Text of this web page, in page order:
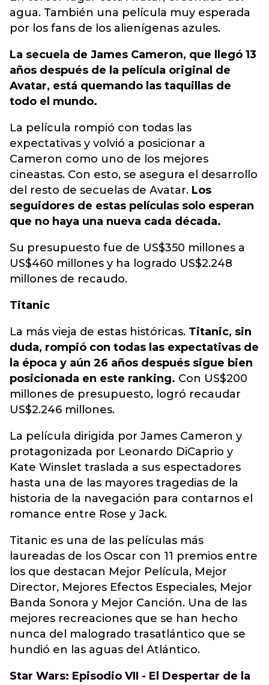
agua. También una película muy esperada
por los fans de los alienígenas azules.
La secuela de James Cameron, que llegó 13
años después de la película original de
Avatar, está quemando las taquillas de
todo el mundo.
La película rompió con todas las
expectativas y volvió a posicionar a
Cameron como uno de los mejores
cineastas. Con esto, se asegura el desarrollo
del resto de secuelas de Avatar. Los
seguidores de estas películas solo esperan
que no haya una nueva cada década.
Su presupuesto fue de US$350 millones a
US$460 millones y ha logrado US$2.248
millones de recaudo.
Titanic
La más vieja de estas históricas. Titanic, sin
duda, rompió con todas las expectativas de
la época y aún 26 años después sigue bien
posicionada en este ranking. Con US$200
millones de presupuesto, logró recaudar
US$2.246 millones.
La película dirigida por James Cameron y
protagonizada por Leonardo DiCaprio y
Kate Winslet traslada a sus espectadores
hasta una de las mayores tragedias de la
historia de la navegación para contarnos el
romance entre Rose y Jack.
Titanic es una de las películas más
laureadas de los Oscar con 11 premios entre
los que destacan Mejor Película, Mejor
Director, Mejores Efectos Especiales, Mejor
Banda Sonora y Mejor Canción. Una de las
mejores recreaciones que se han hecho
nunca del malogrado trasatlántico que se
hundió en las aguas del Atlántico.
Star Wars: Episodio VII - El Despertar de la